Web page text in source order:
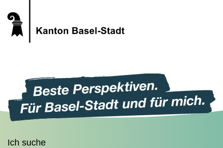
Ich suche